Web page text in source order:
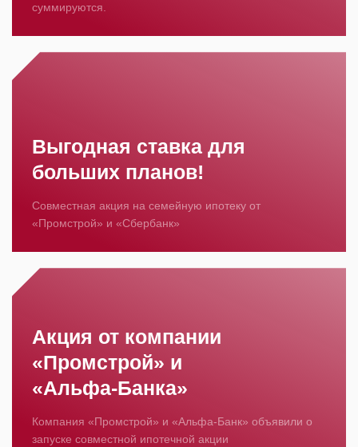
суммируются.
Выгодная ставка для
больших планов!
Совместная акция на семейную ипотеку от
«Промстрой» и «Сбербанк»
Акция от компании
«Промстрой» и
«Альфа‑Банка»
Компания «Промстрой» и «Альфа‑Банк» объявили о
запуске совместной ипотечной акции